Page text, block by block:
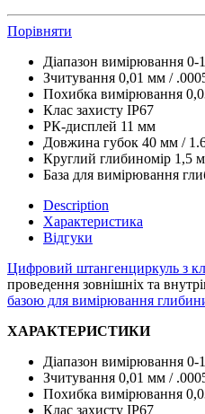
Порівняти
Діапазон вимірювання
Зчитування 0,01 мм /
Похибка вимірювання
Клас захисту IP67
РК-дисплей 11 мм
Довжина губок 40 мм /
Круглий глибиномір 1,5
База для вимірювання
Description
Характеристика
Відгуки
Цифровий штангенциркуль з
проведення зовнішніх та
базою для вимірювання
ХАРАКТЕРИСТИКИ
Діапазон вимірювання
Зчитування 0,01 мм /
Похибка вимірювання
Клас захисту IP67